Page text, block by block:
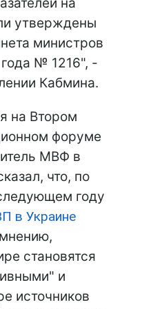
утверждены
министров
года № 1216", -
Кабмина.
на Втором
форуме
МВФ в
что, по
году
в Украине
становятся
и
источников